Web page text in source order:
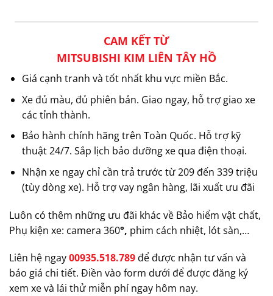
CAM KẾT TỪ
MITSUBISHI KIM LIÊN TÂY HỒ
Giá cạnh tranh và tốt nhất khu vực miền Bắc.
Xe đủ màu, đủ phiên bản. Giao ngay, hỗ trợ giao xe
các tỉnh thành.
Bảo hành chính hãng trên Toàn Quốc. Hỗ trợ kỹ
thuật 24/7. Sắp lịch bảo dưỡng xe qua điện thoại.
Nhận xe ngay chỉ cần trả trước từ 209 đến 339 triệu
(tùy dòng xe). Hỗ trợ vay ngân hàng, lãi xuất ưu đãi
Luôn có thêm những ưu đãi khác về Bảo hiểm vật chất,
Phụ kiện xe: camera 360°, phim cách nhiệt, lót sàn,…
Liên hệ ngay00935.518.789để được nhận tư vấn và
báo giá chi tiết. Điền vào form dưới để được đăng ký
xem xe và lái thử miễn phí ngay hôm nay.